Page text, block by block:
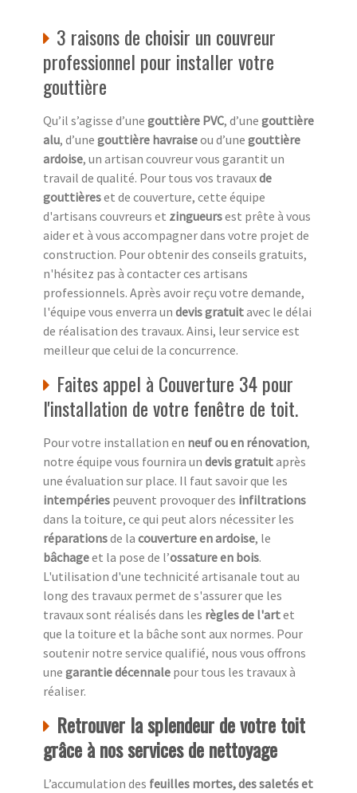
3 raisons de choisir un couvreur
professionnel pour installer votre
gouttière
Qu’il s’agisse d’une gouttière PVC, d’une gouttière
alu, d’une gouttière havraiseou d’une gouttière
ardoise, un artisan couvreur vous garantit un
travail de qualité. Pour tous vos travauxde
gouttièreset de couverture, cette équipe
d'artisans couvreurs et zingueursest prête à vous
aider et à vous accompagner dans votre projet de
construction. Pour obtenir des conseils gratuits,
n'hésitez pas à contacter ces artisans
professionnels. Après avoir reçu votre demande,
l'équipe vous enverra un devis gratuitavec le délai
de réalisation des travaux. Ainsi, leur service est
meilleur que celui de la concurrence.
Faites appel à Couverture 34 pour
l'installation de votre fenêtre de toit.
Pour votre installation en neuf ou en rénovation,
notre équipe vous fournira un devis gratuitaprès
une évaluation sur place. Il faut savoir que les
intempéries peuvent provoquer des infiltrations
dans la toiture, ce qui peut alors nécessiter les
réparationsde la couverture en ardoise, le
bâchageet la pose de l’ossature en bois.
L'utilisation d'une technicité artisanale tout au
long des travaux permet de s'assurer que les
travaux sont réalisés dans les règles de l'artet
que la toiture et la bâche sont aux normes. Pour
soutenir notre service qualifié, nous vous offrons
une garantie décennale pour tous les travaux à
réaliser.
Retrouver la splendeur de votre toit
grâce à nos services de nettoyage
L’accumulation des feuilles mortes, des saletés et